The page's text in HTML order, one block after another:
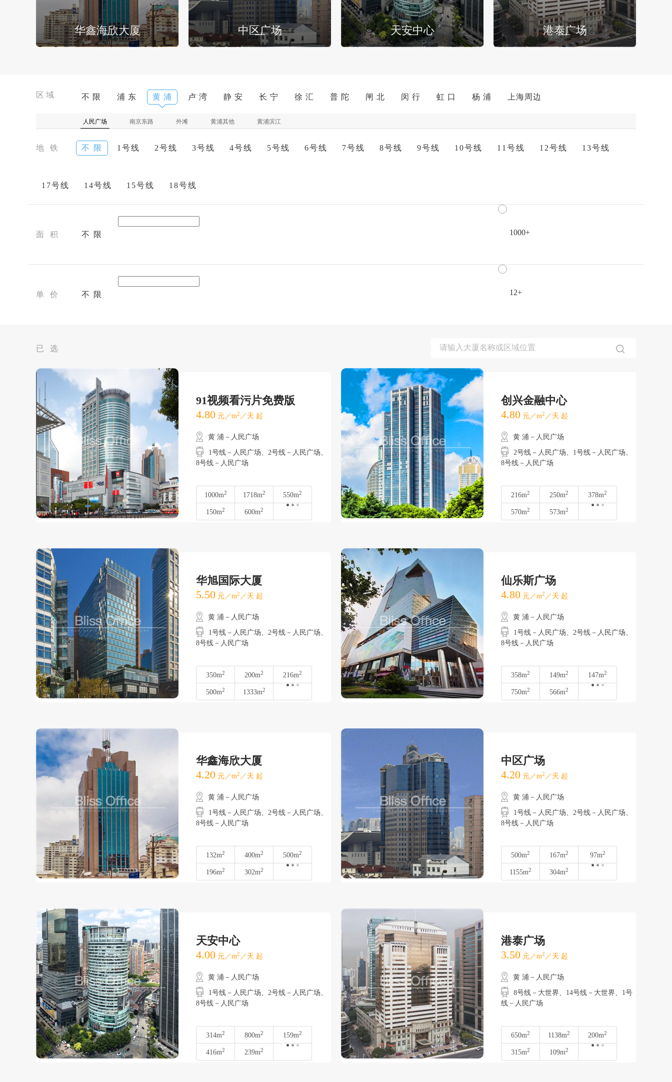
华鑫海欣大厦 中区广场 天安中心 港泰广场
区域 不 限 浦 东 黄 浦 卢 湾 静 安 长 宁 徐 汇 普 陀 闸 北 闵 行 虹 口 杨 浦 上海周边
人民广场 南京东路 外滩 黄浦其他 黄浦滨江
地 铁 不 限 1号线 2号线 3号线 4号线 5号线 6号线 7号线 8号线 9号线 10号线 11号线 12号线 13号线
17号线 14号线 15号线 18号线
面 积 不 限 1000+
单 价 不 限 12+
已 选
91视频看污片免费版
4.80 元／m2 ／天 起
黄 浦－人民广场
1号线－人民广场、2号线－人民广场、
8号线－人民广场
1000m2 1718m2 550m2
150m2 600m2
创兴金融中心
4.80 元／m2 ／天 起
黄 浦－人民广场
2号线－人民广场、1号线－人民广场、
8号线－人民广场
216m2 250m2 378m2
570m2 573m2
华旭国际大厦
5.50 元／m2 ／天 起
黄 浦－人民广场
1号线－人民广场、2号线－人民广场、
8号线－人民广场
350m2 200m2 216m2
500m2 1333m2
仙乐斯广场
4.80 元／m2 ／天 起
黄 浦－人民广场
1号线－人民广场、2号线－人民广场、
8号线－人民广场
358m2 149m2 147m2
750m2 566m2
华鑫海欣大厦
4.20 元／m2 ／天 起
黄 浦－人民广场
1号线－人民广场、2号线－人民广场、
8号线－人民广场
132m2 400m2 500m2
196m2 302m2
中区广场
4.20 元／m2 ／天 起
黄 浦－人民广场
1号线－人民广场、2号线－人民广场、
8号线－人民广场
500m2 167m2 97m2
1155m2 304m2
天安中心
4.00 元／m2 ／天 起
黄 浦－人民广场
1号线－人民广场、2号线－人民广场、
8号线－人民广场
314m2 800m2 159m2
416m2 239m2
港泰广场
3.50 元／m2 ／天 起
黄 浦－人民广场
8号线－大世界、14号线－大世界、1号
线－人民广场
650m2 1138m2 200m2
315m2 109m2